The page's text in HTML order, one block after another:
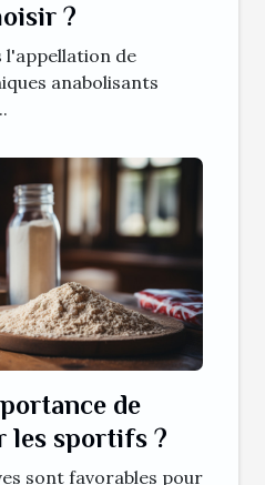
?
l'appellation de
anabolisants
de
les sportifs ?
sont favorables pour